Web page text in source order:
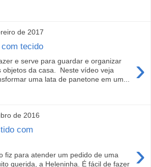
de 2017
tecido
›
e serve para guardar e organizar
objetos da casa. Neste vídeo veja
uma lata de panetone em um...
de 2016
com
›
fiz para atender um pedido de uma
querida, a Heleninha. É fácil de fazer